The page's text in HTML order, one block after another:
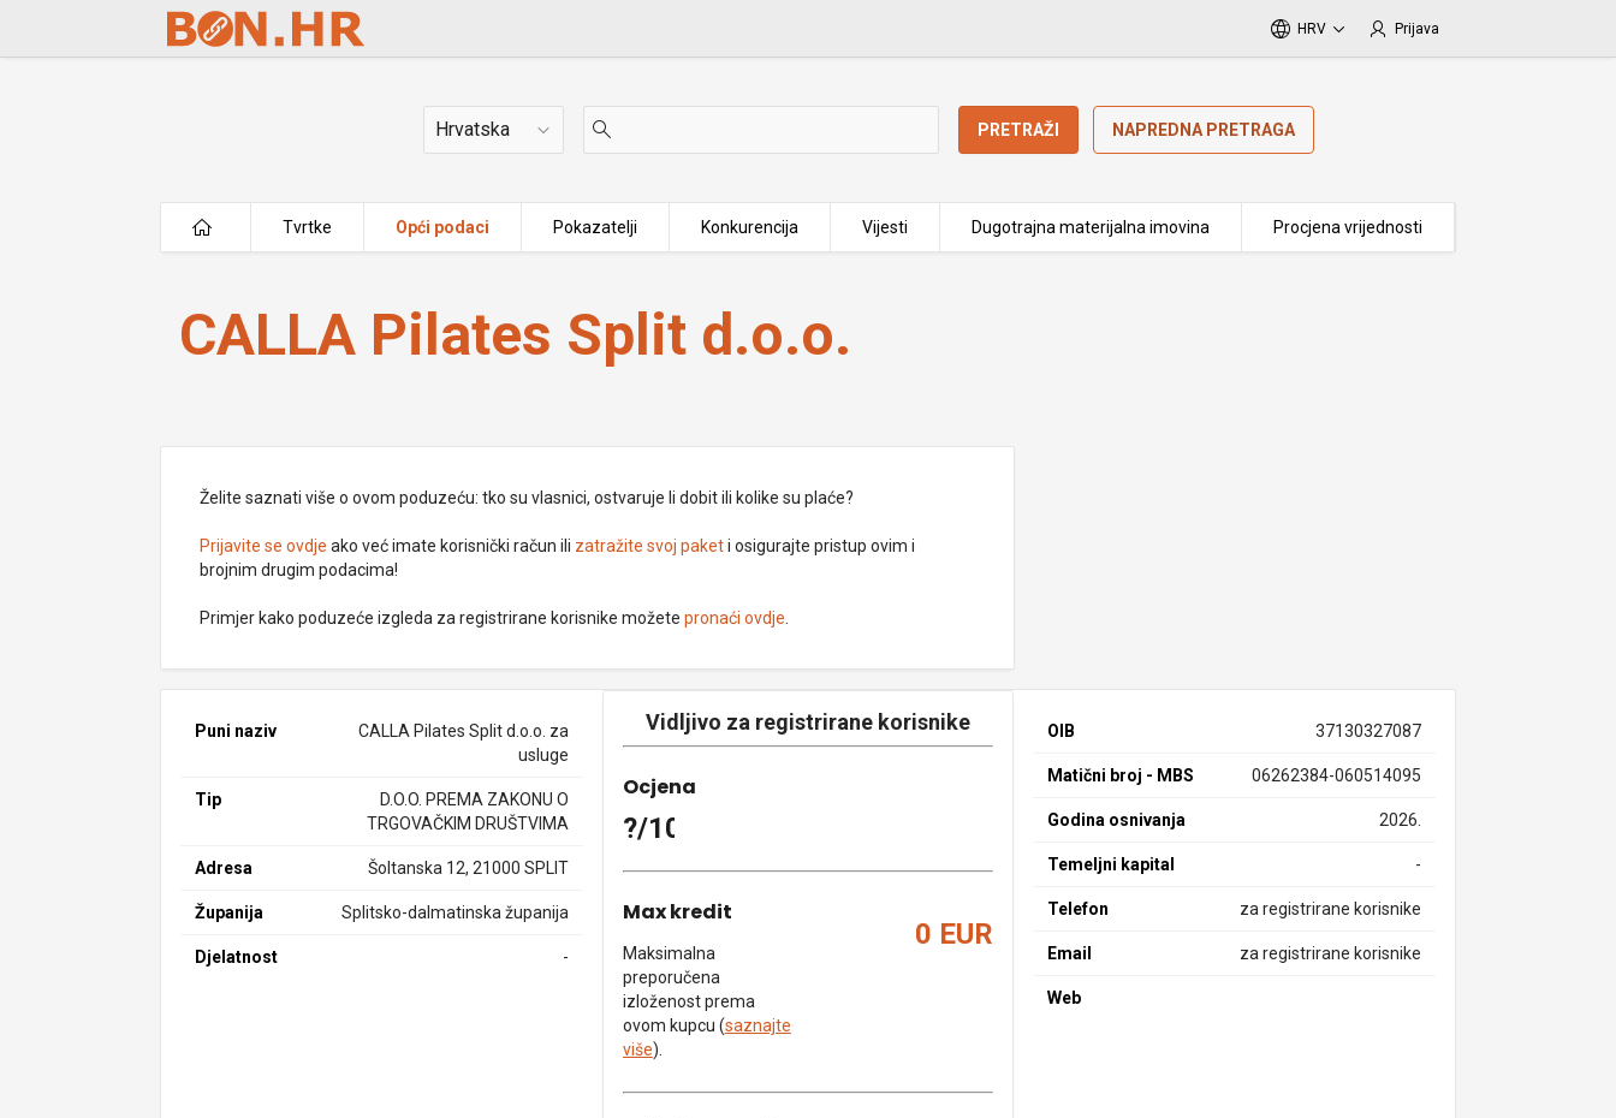
Skip to Main Content
HRV Prijava
Država PRETRAŽI NAPREDNA PRETRAGA
Tvrtke Opći podaci Pokazatelji Konkurencija Vijesti Dugotrajna materijalna imovina Procjena vrijednosti
CALLA Pilates Split d.o.o.
CALLA Pilates Split d.o.o.
Želite saznati više o ovom poduzeću: tko su vlasnici, ostvaruje li dobit ili kolike su plaće?
Prijavite se ovdje ako već imate korisnički račun ili zatražite svoj paketi osigurajte pristup ovim i
brojnim drugim podacima!
Primjer kako poduzeće izgleda za registrirane korisnike možetepronaći ovdje
Puni naziv
CALLA Pilates Split d.o.o. za
usluge
Tip
D.O.O. PREMA ZAKONU O
TRGOVAČKIM DRUŠTVIMA
Adresa Šoltanska 12, 21000 SPLIT
Županija Splitsko-dalmatinska županija
Djelatnost -
Vidljivo za registrirane korisnike
Ocjena
?/10
Max kredit
Maksimalna
preporučena
izloženost prema
ovom kupcu (saznajte
više).
0 EUR
OIB 37130327087
Matični broj - MBS 06262384-060514095
Godina osnivanja 2026.
Temeljni kapital -
Telefon za registrirane korisnike
Email za registrirane korisnike
Web